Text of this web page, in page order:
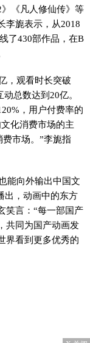
《凡人修仙传》等
李旎表示，从2018
了430部作品，在B
，观看时长突破
总数达到20亿。
，用户付费率的
化消费市场的主
市场。”李旎指
能向外输出中国文
出，动画中的东方
笑言：“每一部国产
共同为国产动画发
界看到更多优秀的